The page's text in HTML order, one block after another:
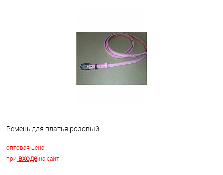
Недоступно
Ремень для платья розовый
оптовая цена
при входена сайт